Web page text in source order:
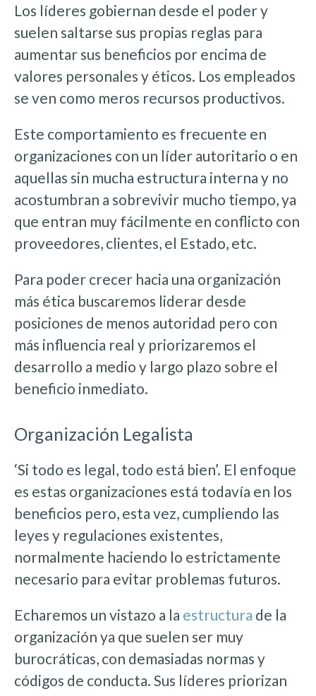
Los líderes gobiernan desde el poder y
suelen saltarse sus propias reglas para
aumentar sus beneficios por encima de
valores personales y éticos. Los empleados
se ven como meros recursos productivos.
Este comportamiento es frecuente en
organizaciones con un líder autoritario o en
aquellas sin mucha estructura interna y no
acostumbran a sobrevivir mucho tiempo, ya
que entran muy fácilmente en conflicto con
proveedores, clientes, el Estado, etc.
Para poder crecer hacia una organización
más ética buscaremos liderar desde
posiciones de menos autoridad pero con
más influencia real y priorizaremos el
desarrollo a medio y largo plazo sobre el
beneficio inmediato.
Organización Legalista
‘Si todo es legal, todo está bien’. El enfoque
es estas organizaciones está todavía en los
beneficios pero, esta vez, cumpliendo las
leyes y regulaciones existentes,
normalmente haciendo lo estrictamente
necesario para evitar problemas futuros.
Echaremos un vistazo a la estructura de la
organización ya que suelen ser muy
burocráticas, con demasiadas normas y
códigos de conducta. Sus líderes priorizan